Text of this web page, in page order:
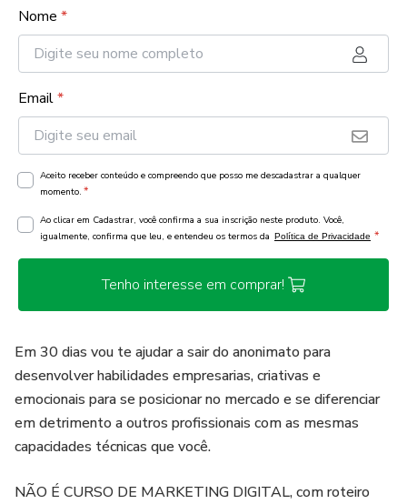
Nome *
Email*
Aceito receber conteúdo e compreendo que posso me descadastrar a qualquer
momento. *
Ao clicar em Cadastrar, você confirma a sua inscrição neste produto. Você,
igualmente, confirma que leu, e entendeu os termos da Política de Privacidade *
Tenho interesse em comprar!
Em 30 dias vou te ajudar a sair do anonimato para
desenvolver habilidades empresarias, criativas e
emocionais para se posicionar no mercado e se diferenciar
em detrimento a outros profissionais com as mesmas
capacidades técnicas que você.
NÃO É CURSO DE MARKETING DIGITAL, com roteiro